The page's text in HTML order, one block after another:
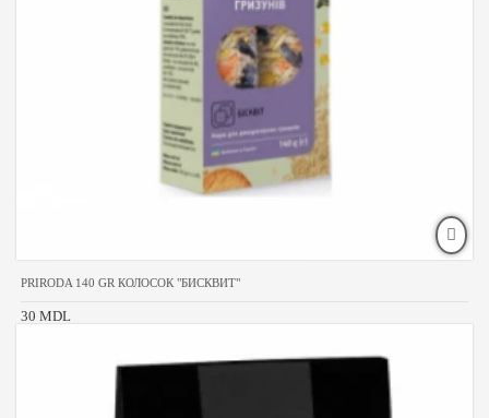
PRIRODA 140 GR КОЛОСОК "БИСКВИТ"
30 MDL